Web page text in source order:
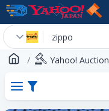
Yahoo! Auction